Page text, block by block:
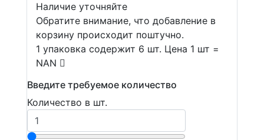
Наличие уточняйте
Обратите внимание, что добавление в
корзину происходит поштучно.
1 упаковка содержит 6 шт. Цена 1 шт =
NAN
Введите требуемое количество
Количество в шт.